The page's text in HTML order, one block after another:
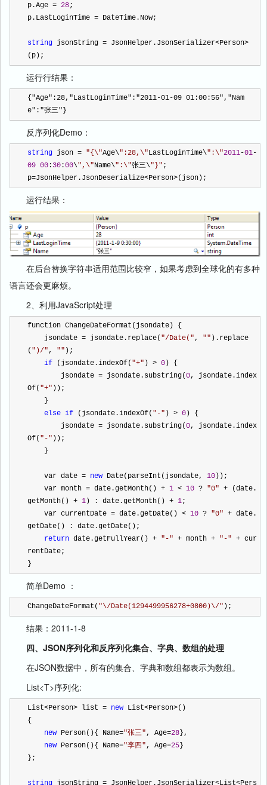
p.Age = 28;
p.LastLoginTime = DateTime.Now;
string jsonString = JsonHelper.JsonSerializer<Person>
(p);
运行行结果：
{"Age" :28, "LastLoginTime" : "2011-01-09 01:00:56" , "Nam
e" : "张三"}
反序列化Demo：
string json = "{\"Age\" :28,\"LastLoginTime\" :\"2011-01-
09 00: 30:00\" ,\"Name\" :\"张三\"}" ;
p=JsonHelper.JsonDeserialize<Person>(json);
运行结果：
在后台替换字符串适用范围比较窄，如果考虑到全球化的有多种
语言还会更麻烦。
2、利用JavaScript处理
function ChangeDateFormat(jsondate) {
    jsondate
= jsondate.replace( "/Date( ", "" ).replace
( " )/", "" );
if (jsondate.indexOf( "+" ) > 0 ) {
        jsondate
= jsondate.substring(0, jsondate.index
Of( "+" ));
    }
else if (jsondate.indexOf( " -" ) > 0 ) {
        jsondate
= jsondate.substring(0, jsondate.index
Of( " -" ));
    }
    var date
= new Date(parseInt(jsondate, 10 ));
    var month
= date.getMonth() + 1 < 10 ? "0" + (date.
getMonth() + 1 ) : date.getMonth() + 1;
    var currentDate
= date.getDate() < 10 ? "0" + date.
getDate() : date.getDate();
return date.getFullYear() + " -" + month + " -" + cur
rentDate;
}
简单Demo ：
ChangeDateFormat( "\/Date(1294499956278+0800)\/" );
结果：2011-1-8
四、JSON序列化和反序列化集合、字典、数组的处理
在JSON数据中，所有的集合、字典和数组都表示为数组。
List<T>序列化:
List<Person> list = new List<Person>()
{
new Person(){ Name="张三", Age=28 },
new Person(){ Name="李四 ", Age=25 }
};
string jsonString = JsonHelper.JsonSerializer<List<Pers